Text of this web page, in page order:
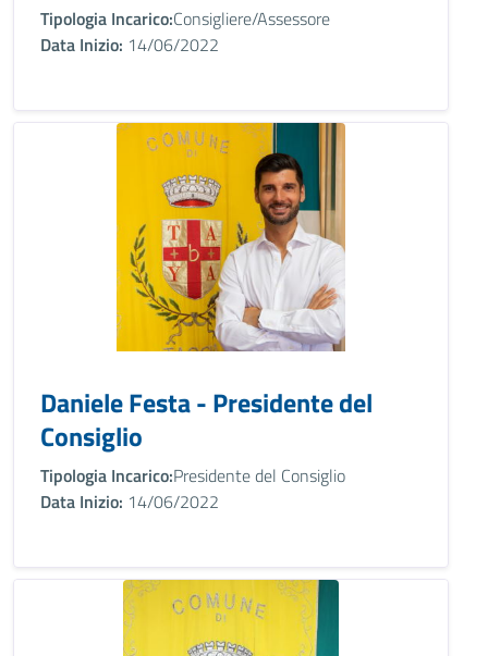
Tipologia Incarico:Consigliere/Assessore
Data Inizio: 14/06/2022
Daniele Festa - Presidente del
Consiglio
Tipologia Incarico:Presidente del Consiglio
Data Inizio: 14/06/2022